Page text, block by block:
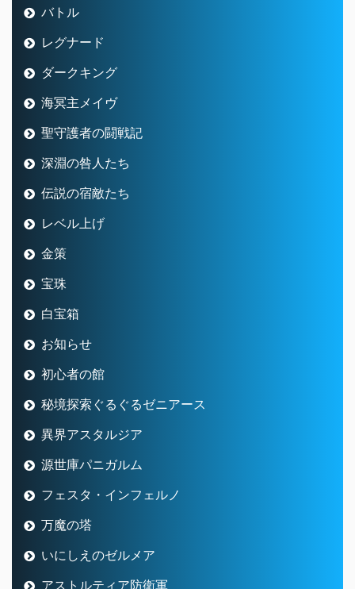
バトル
レグナード
ダークキング
海冥主メイヴ
聖守護者の闘戦記
深淵の咎人たち
伝説の宿敵たち
レベル上げ
金策
宝珠
白宝箱
お知らせ
初心者の館
秘境探索ぐるぐるゼニアース
異界アスタルジア
源世庫パニガルム
フェスタ・インフェルノ
万魔の塔
いにしえのゼルメア
アストルティア防衛軍